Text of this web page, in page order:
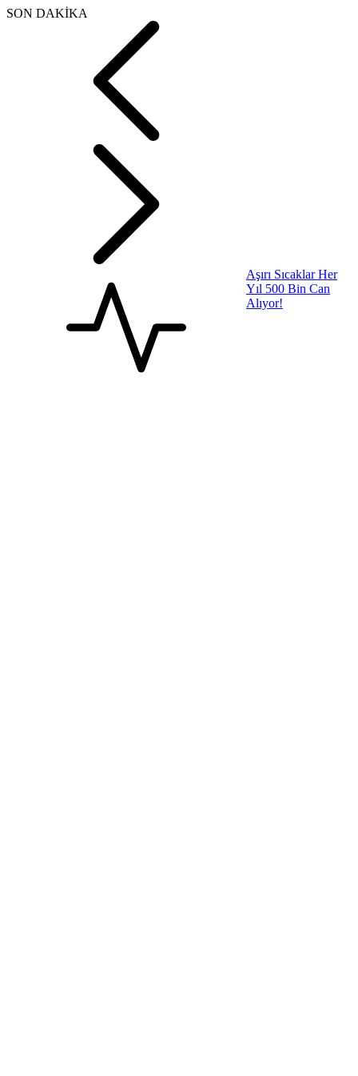
SON DAKİKA
Aşırı Sıcaklar Her
Yıl 500 Bin Can
Alıyor!